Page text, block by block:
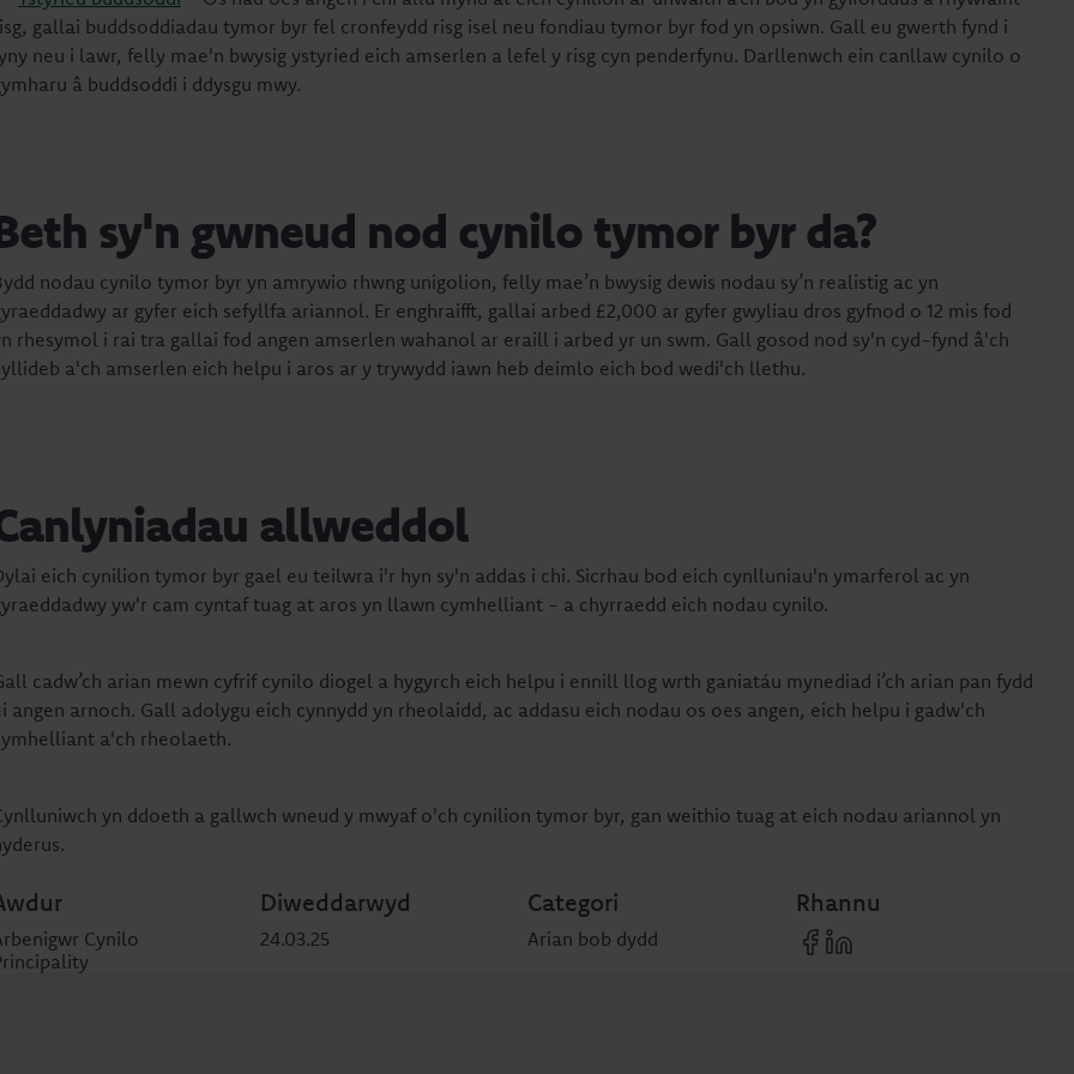
gallai buddsoddiadau tymor byr fel cronfeydd risg isel neu fondiau tymor byr fod yn opsiwn. Gall eu gwerth fynd i
neu i lawr, felly mae'n bwysig ystyried eich amserlen a lefel y risg cyn penderfynu. Darllenwch ein canllaw cynilo o
â buddsoddi i ddysgu mwy.
sy'n gwneud nod cynilo tymor byr da?
nodau cynilo tymor byr yn amrywio rhwng unigolion, felly mae’n bwysig dewis nodau sy’n realistig ac yn
ar gyfer eich sefyllfa ariannol. Er enghraifft, gallai arbed £2,000 ar gyfer gwyliau dros gyfnod o 12 mis fod
rhesymol i rai tra gallai fod angen amserlen wahanol ar eraill i arbed yr un swm. Gall gosod nod sy'n cyd-fynd â'ch
a'ch amserlen eich helpu i aros ar y trywydd iawn heb deimlo eich bod wedi'ch llethu.
allweddol
eich cynilion tymor byr gael eu teilwra i'r hyn sy'n addas i chi. Sicrhau bod eich cynlluniau'n ymarferol ac yn
yw'r cam cyntaf tuag at aros yn llawn cymhelliant - a chyrraedd eich nodau cynilo.
cadw’ch arian mewn cyfrif cynilo diogel a hygyrch eich helpu i ennill llog wrth ganiatáu mynediad i’ch arian pan fydd
angen arnoch. Gall adolygu eich cynnydd yn rheolaidd, ac addasu eich nodau os oes angen, eich helpu i gadw'ch
a'ch rheolaeth.
yn ddoeth a gallwch wneud y mwyaf o'ch cynilion tymor byr, gan weithio tuag at eich nodau ariannol yn
Cynilo
Diweddarwyd
24.03.25
Categori
Arian bob dydd
Rhannu